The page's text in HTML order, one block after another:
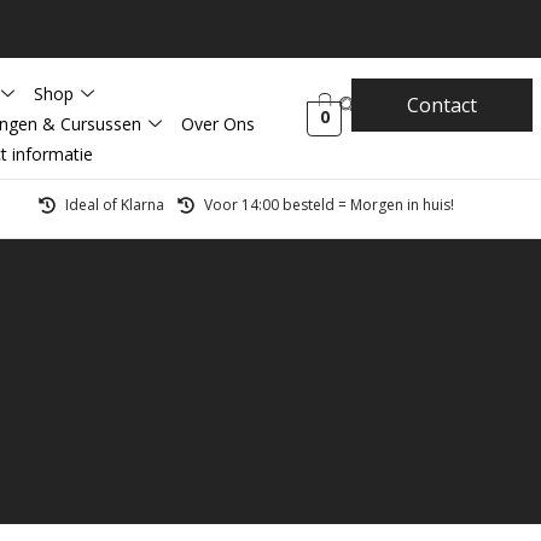
Shop
& Cursussen
Over Ons
informatie
0 Contact
Ideal of Klarna Voor 14:00 besteld = Morgen in huis!